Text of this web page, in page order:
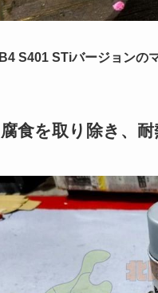
S401 STiバージョンの
食を取り除き、